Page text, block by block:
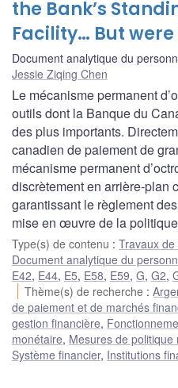
the Bank’s
Facility… But
Document analytique du
Jessie Ziqing Chen
Le mécanisme permanent
outils dont la Banque du
des plus importants.
canadien de paiement de
mécanisme permanent
discrètement en arrière-plan
garantissant le règlement
mise en œuvre de la
Type(s) de contenu : Travaux
Document analytique du
E42, E44, E5, E58, E59, G, G2,
Thème(s) de recherche :
de paiement et de marchés
gestion financière,
monétaire, Mesures de
Système financier, Institutions